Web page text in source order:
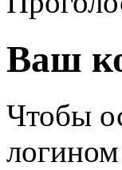
Ваш
Чтобы